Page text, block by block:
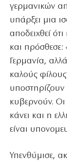
γερμανικών
υπάρξει μια
αποδειχθεί
και πρόσθεσε:
Γερμανία,
καλούς
κυβερνούν. Οι
κάνει και η
είναι
Υπενθύμισε,